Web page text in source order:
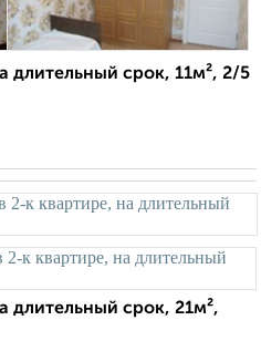
длительный срок, 11м², 2/5
длительный срок, 21м²,